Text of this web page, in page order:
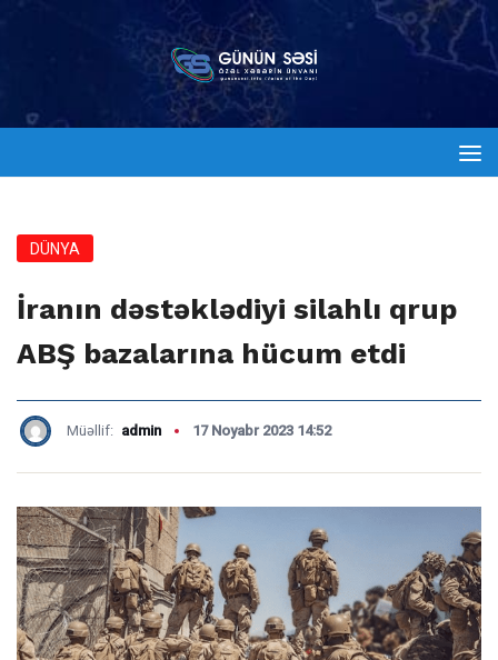
DÜNYA
İranın dəstəklədiyi silahlı qrup
ABŞ bazalarına hücum etdi
Müəllif: admin 17 Noyabr 2023 14:52